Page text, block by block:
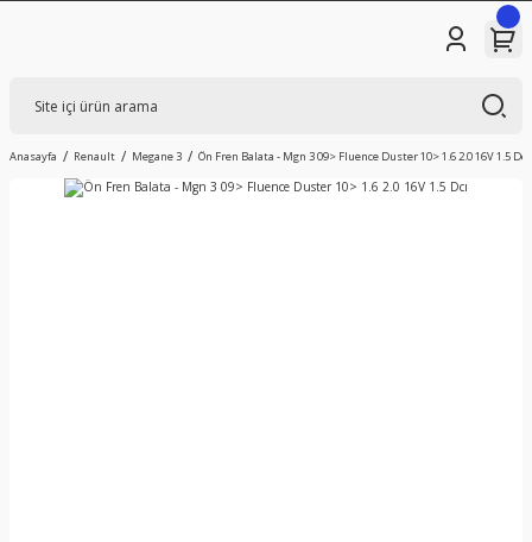
Anasayfa Renault Megane 3 Ön Fren Balata - Mgn 3 09> Fluence Duster 10> 1.6 2.0 16V 1.5 Dcı